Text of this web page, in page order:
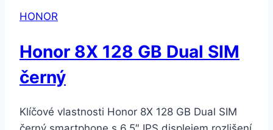
HONOR
Honor 8X 128 GB Dual SIM
černý
Klíčové vlastnosti Honor 8X 128 GB Dual SIM